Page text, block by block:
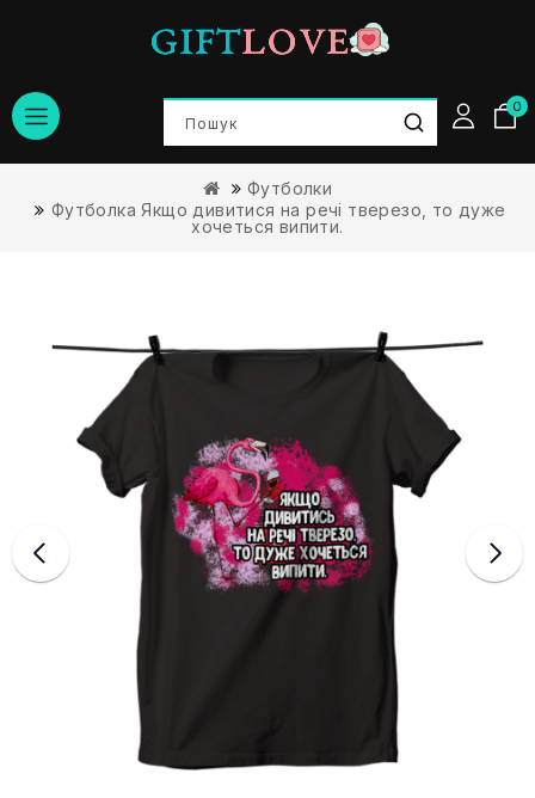
0
Футболки
Футболка Якщо дивитися на речі тверезо, то дуже
хочеться випити.